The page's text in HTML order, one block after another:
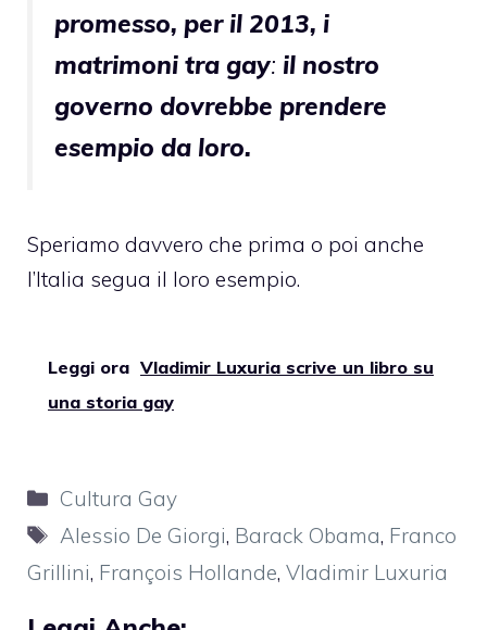
promesso, per il 2013, i
matrimoni tra gay: il nostro
governo dovrebbe prendere
esempio da loro.
Speriamo davvero che prima o poi anche
l’Italia segua il loro esempio.
Leggi ora Vladimir Luxuria scrive un libro su
una storia gay
Categorie
Cultura Gay
Tag
Alessio De Giorgi, Barack Obama, Franco
Grillini, François Hollande, Vladimir Luxuria